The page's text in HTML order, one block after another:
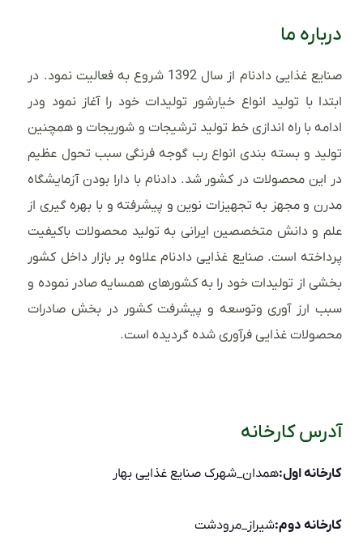
درباره ما
صنایع غذایی دادنام از سال 1392 شروع به فعالیت نمود. در
ابتدا با تولید انواع خیارشور تولیدات خود را آغاز نمود ودر
ادامه با راه اندازی خط تولید ترشیجات و شوریجات و همچنین
تولید و بسته بندی انواع رب گوجه فرنگی سبب تحول عظیم
در این محصولات در کشور شد. دادنام با دارا بودن آزمایشگاه
مدرن و مجهز به تجهیزات نوین و پیشرفته و با بهره گیری از
علم و دانش متخصصین ایرانی به تولید محصولات باکیفیت
پرداخته است. صنایع غذایی دادنام علاوه بر بازار داخل کشور
بخشی از تولیدات خود را به کشورهای همسایه صادر نموده و
سبب ارز آوری وتوسعه و پیشرفت کشور در بخش صادرات
محصولات غذایی فرآوری شده گردیده است.
آدرس کارخانه
کارخانه اول:همدان_شهرک صنایع غذایی بهار
کارخانه دوم:شیراز_مرودشت